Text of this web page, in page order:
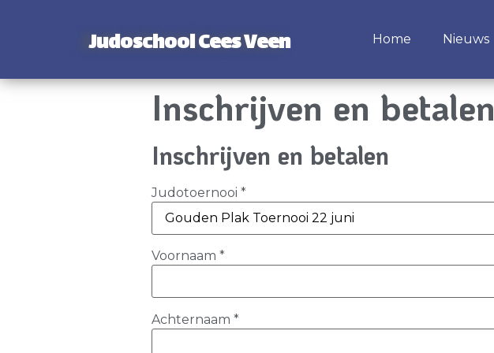
Judoschool Cees Veen Home Nieuws
Inschrijven en betalen
Inschrijven en betalen
Judotoernooi *
Voornaam *
Achternaam *